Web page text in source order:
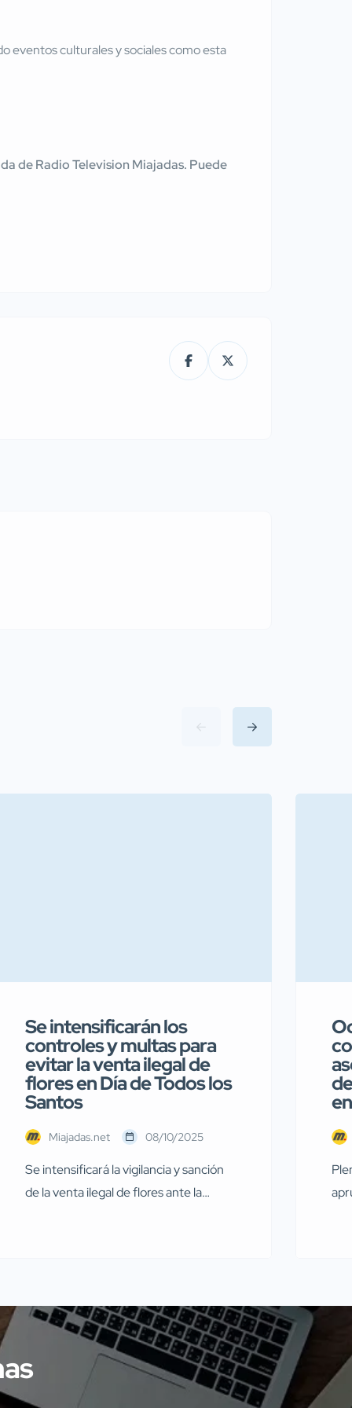
eventos culturales y sociales como esta
de Radio Television Miajadas. Puede
Se intensificarán los
controles y multas para
evitar la venta ilegal de
flores en Día de Todos los
Santos
Miajadas.net 08/10/2025
Se intensificará la vigilancia y sanción
de la venta ilegal de flores ante la
advertir sobre la normativa vigente
relacionada con la venta de flores
durante estas fechas […]